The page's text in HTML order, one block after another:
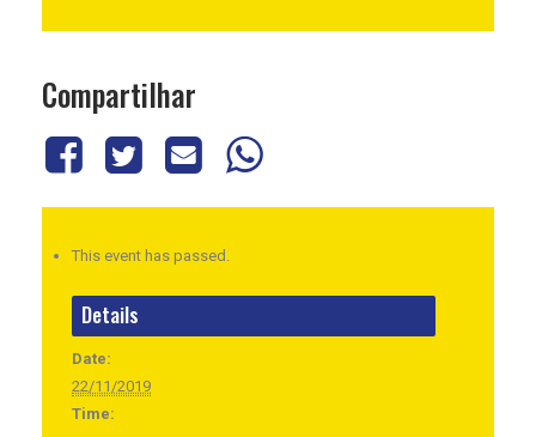
Compartilhar
This event has passed.
Details
Date:
22/11/2019
Time: